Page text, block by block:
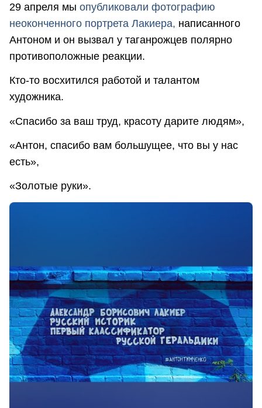
29 апреля мы опубликовали фотографию
неоконченного портрета Лакиера, написанного
Антоном и он вызвал у таганрожцев полярно
противоположные реакции.
Кто-то восхитился работой и талантом
художника.
«Спасибо за ваш труд, красоту дарите людям»,
«Антон, спасибо вам большущее, что вы у нас
есть»,
«Золотые руки».